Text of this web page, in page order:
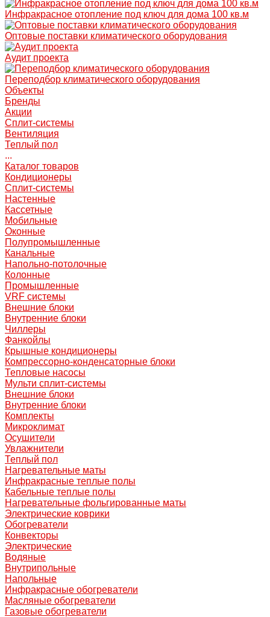
Инфракрасное отопление под ключ для дома 100 кв.м
Оптовые поставки климатического оборудования
Аудит проекта
Переподбор климатического оборудования
Объекты
Бренды
Акции
Сплит-системы
Вентиляция
Теплый пол
...
Каталог товаров
Кондиционеры
Сплит-системы
Настенные
Кассетные
Мобильные
Оконные
Полупромышленные
Канальные
Напольно-потолочные
Колонные
Промышленные
VRF системы
Внешние блоки
Внутренние блоки
Чиллеры
Фанкойлы
Крышные кондиционеры
Компрессорно-конденсаторные блоки
Тепловые насосы
Мульти сплит-системы
Внешние блоки
Внутренние блоки
Комплекты
Микроклимат
Осушители
Увлажнители
Теплый пол
Нагревательные маты
Инфракрасные теплые полы
Кабельные теплые полы
Нагревательные фольгированные маты
Электрические коврики
Обогреватели
Конвекторы
Электрические
Водяные
Внутрипольные
Напольные
Инфракрасные обогреватели
Масляные обогреватели
Газовые обогреватели